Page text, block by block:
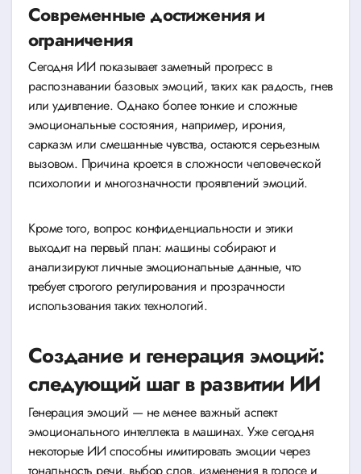
Современные достижения и
ограничения
Сегодня ИИ показывает заметный прогресс в
распознавании базовых эмоций, таких как радость, гнев
или удивление. Однако более тонкие и сложные
эмоциональные состояния, например, ирония,
сарказм или смешанные чувства, остаются серьезным
вызовом. Причина кроется в сложности человеческой
психологии и многозначности проявлений эмоций.
Кроме того, вопрос конфиденциальности и этики
выходит на первый план: машины собирают и
анализируют личные эмоциональные данные, что
требует строгого регулирования и прозрачности
использования таких технологий.
Создание и генерация эмоций:
следующий шаг в развитии ИИ
Генерация эмоций — не менее важный аспект
эмоционального интеллекта в машинах. Уже сегодня
некоторые ИИ способны имитировать эмоции через